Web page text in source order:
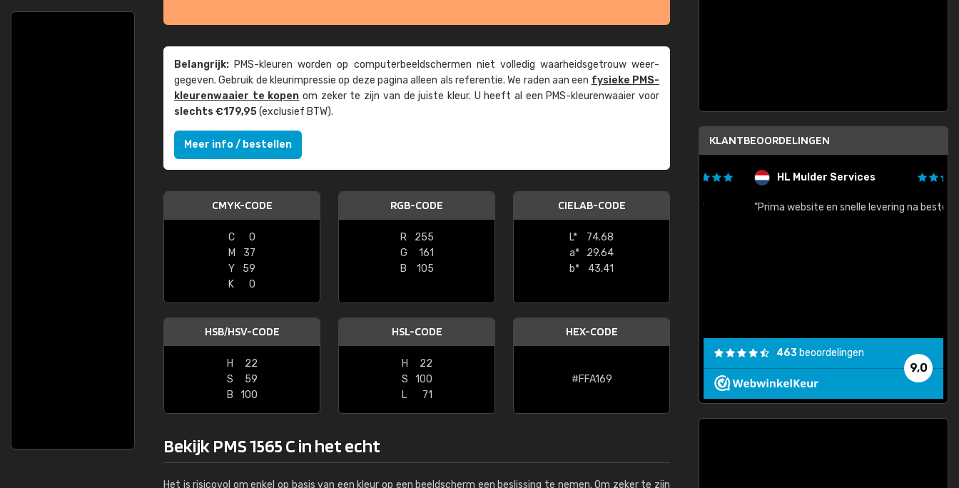
Belangrijk: PMS-kleuren worden op computer­beeld­schermen niet volledig waarheids­­getrouw weer­
gegeven. Gebruik de kleur­impressie op deze pagina alleen als referentie. We raden aan een fysieke PMS-
kleuren­waaier te kopen om zeker te zijn van de juiste kleur. U heeft al een PMS-kleuren­waaier voor
slechts €179,95(exclusief BTW).
Meer info / bestellen
CMYK-CODE
C
0
M
37
Y
59
K
0
RGB-CODE
R
255
G
161
B
105
CIELAB-CODE
L*
74.68
a*
29.64
b*
43.41
HSB/HSV-CODE
H
22
S
59
B
100
HSL-CODE
H
22
S
100
L
71
HEX-CODE
#FFA169
Bekijk PMS 1565 C in het echt
Het is risicovol om enkel op basis van een kleur op een beeldscherm een beslissing te nemen. Om zeker te zijn
KLANTBEOORDELINGEN
"Super snelle service en zeer betaalbaar!"
HL Mulder Services
"Prima website en snelle levering na bestelling"
9,0
463 beoordelingen